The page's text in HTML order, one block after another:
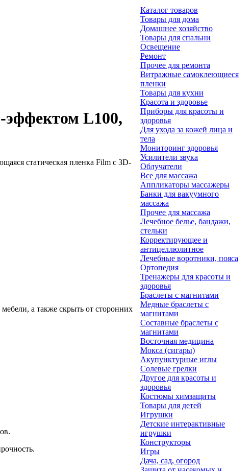
эффектом L100,
статическая пленка Film с 3D-
а также скрыть от сторонних
Каталог товаров
Товары для дома
Домашнее хозяйство
Товары для спальни
Освещение
Ремонт
Прочее для ремонта
Витражные самоклеющиеся
пленки
Товары для кухни
Красота и здоровье
Приборы для красоты и
здоровья
Для ухода за кожей лица и
тела
Мониторинг здоровья
Усилители звука
Облучатели
Все для массажа
Аппликаторы массажеры
Банки для вакуумного
массажа
Прочее для массажа
Лечебное белье, бандажи,
стельки
Корректирующее и
антицеллюлитное
Лечебные воротники, пояса
Ортопедия
Тренажеры для красоты и
здоровья
Браслеты с магнитами
Медные браслеты с
магнитами
Составные браслеты с
магнитами
Восточная медицина
Мокса (сигары)
Акупунктурные иглы
Солевые грелки
Другое для красоты и
здоровья
Костюмы химзащиты
Товары для детей
Игрушки
Детские интерактивные
игрушки
Конструкторы
Игры
Дача, сад, огород